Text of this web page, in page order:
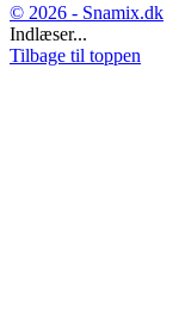
© 2026 - Snamix.dk
Indlæser...
Tilbage til toppen